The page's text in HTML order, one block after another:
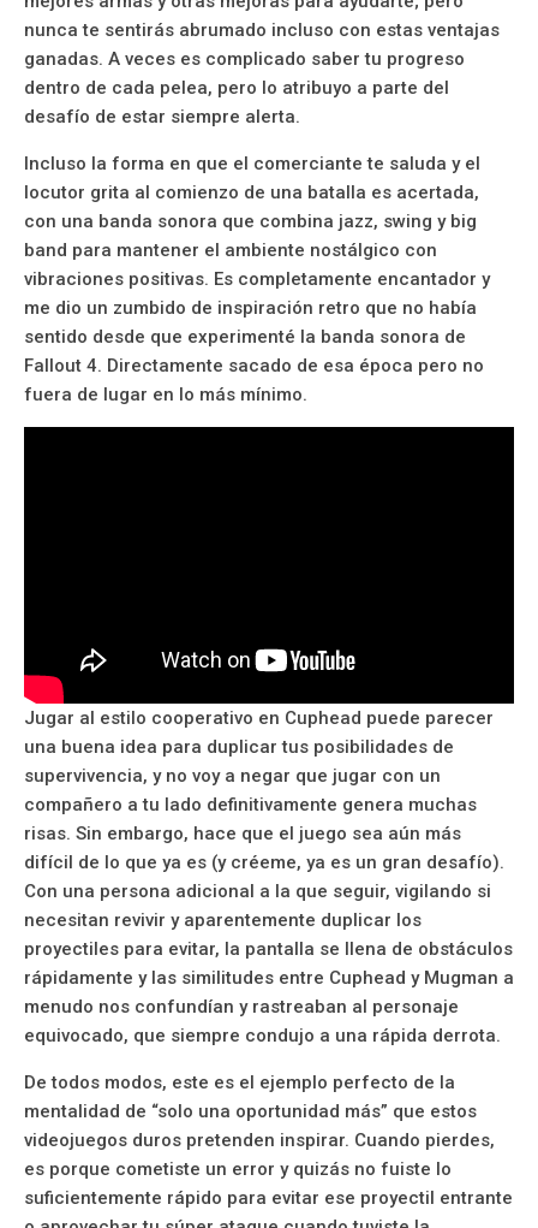
nunca te sentirás abrumado incluso con estas ventajas
ganadas. A veces es complicado saber tu progreso
dentro de cada pelea, pero lo atribuyo a parte del
desafío de estar siempre alerta.
Incluso la forma en que el comerciante te saluda y el
locutor grita al comienzo de una batalla es acertada,
con una banda sonora que combina jazz, swing y big
band para mantener el ambiente nostálgico con
vibraciones positivas. Es completamente encantador y
me dio un zumbido de inspiración retro que no había
sentido desde que experimenté la banda sonora de
Fallout 4. Directamente sacado de esa época pero no
fuera de lugar en lo más mínimo.
Jugar al estilo cooperativo en Cuphead puede parecer
una buena idea para duplicar tus posibilidades de
supervivencia, y no voy a negar que jugar con un
compañero a tu lado definitivamente genera muchas
risas. Sin embargo, hace que el juego sea aún más
difícil de lo que ya es (y créeme, ya es un gran desafío).
Con una persona adicional a la que seguir, vigilando si
necesitan revivir y aparentemente duplicar los
proyectiles para evitar, la pantalla se llena de obstáculos
rápidamente y las similitudes entre Cuphead y Mugman a
menudo nos confundían y rastreaban al personaje
equivocado, que siempre condujo a una rápida derrota.
De todos modos, este es el ejemplo perfecto de la
mentalidad de “solo una oportunidad más” que estos
videojuegos duros pretenden inspirar. Cuando pierdes,
es porque cometiste un error y quizás no fuiste lo
suficientemente rápido para evitar ese proyectil entrante